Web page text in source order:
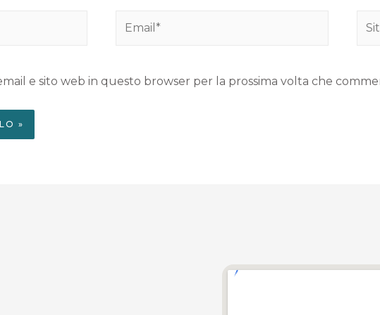
e sito web in questo browser per la prossima volta che